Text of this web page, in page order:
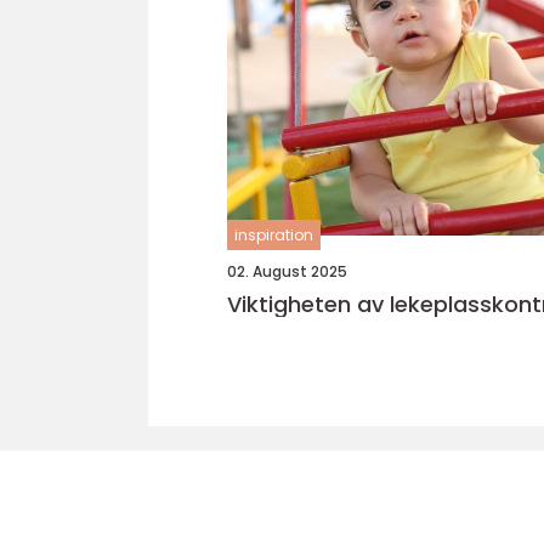
inspiration
02. August 2025
Viktigheten av